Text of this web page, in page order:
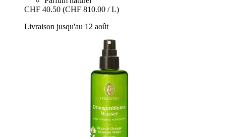
CHF 40.50 (CHF 810.00 / L)
Livraison jusqu'au 12 août